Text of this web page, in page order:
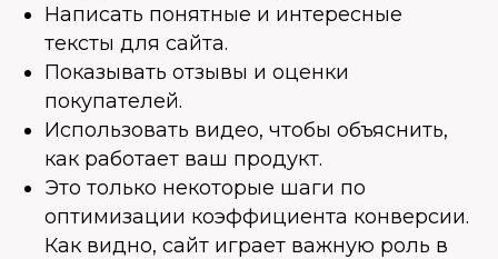
Написать понятные и интересные
тексты для сайта.
Показывать отзывы и оценки
покупателей.
Использовать видео, чтобы объяснить,
как работает ваш продукт.
Это только некоторые шаги по
оптимизации коэффициента конверсии.
Как видно, сайт играет важную роль в